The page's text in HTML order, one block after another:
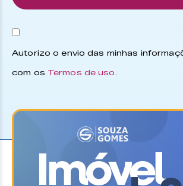
Autorizo o envio das minhas
com os Termos de uso.